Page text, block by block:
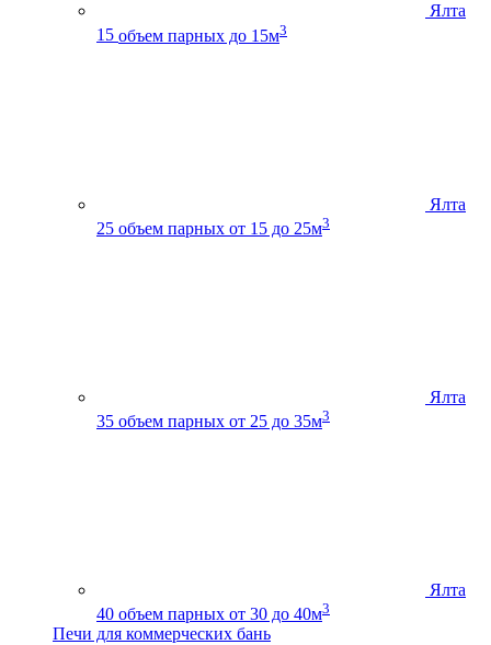
Ялта
15 объем парных до 15м3
Ялта
25 объем парных от 15 до 25м3
Ялта
35 объем парных от 25 до 35м3
Ялта
40 объем парных от 30 до 40м3
Печи для коммерческих бань